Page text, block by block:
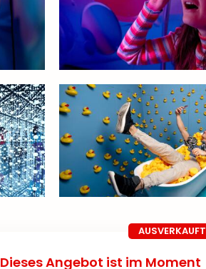
AUSVERKAUFT
Dieses Angebot ist im Moment